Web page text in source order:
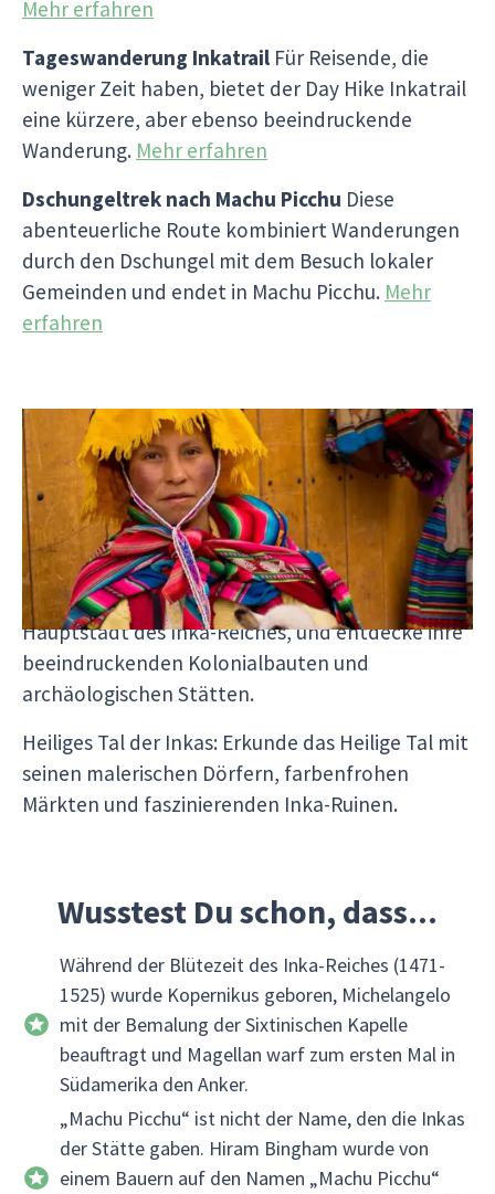
Mehr erfahren
Tageswanderung Inkatrail Für Reisende, die
weniger Zeit haben, bietet der Day Hike Inkatrail
eine kürzere, aber ebenso beeindruckende
Wanderung. Mehr erfahren
Dschungeltrek nach Machu Picchu Diese
abenteuerliche Route kombiniert Wanderungen
durch den Dschungel mit dem Besuch lokaler
Gemeinden und endet in Machu Picchu. Mehr
erfahren
Kultur und Geschichte erleben
Unsere Machu Picchu Reisen bieten dir nicht nur
Naturerlebnisse, sondern auch tiefe Einblicke in
die reiche Kultur und Geschichte Perus:
Cusco: Besuche die historische Stadt, einst die
Hauptstadt des Inka-Reiches, und entdecke ihre
beeindruckenden Kolonialbauten und
archäologischen Stätten.
Heiliges Tal der Inkas: Erkunde das Heilige Tal mit
seinen malerischen Dörfern, farbenfrohen
Märkten und faszinierenden Inka-Ruinen.
Wusstest Du schon, dass...
Während der Blütezeit des Inka-Reiches (1471-
1525) wurde Kopernikus geboren, Michelangelo
mit der Bemalung der Sixtinischen Kapelle
beauftragt und Magellan warf zum ersten Mal in
Südamerika den Anker.
„Machu Picchu“ ist nicht der Name, den die Inkas
der Stätte gaben. Hiram Bingham wurde von
einem Bauern auf den Namen „Machu Picchu“